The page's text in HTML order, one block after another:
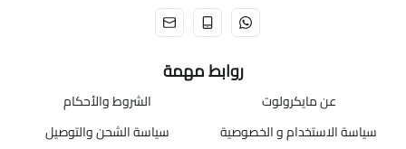
روابط مهمة
عن مايكرولوت
الشروط والأحكام
سياسة الاستخدام و الخصوصية
سياسة الشحن والتوصيل